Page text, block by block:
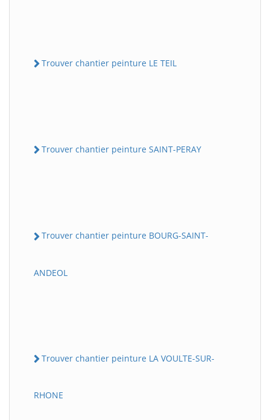
Trouver chantier peinture LE TEIL
Trouver chantier peinture SAINT-PERAY
Trouver chantier peinture BOURG-SAINT-
ANDEOL
Trouver chantier peinture LA VOULTE-SUR-
RHONE